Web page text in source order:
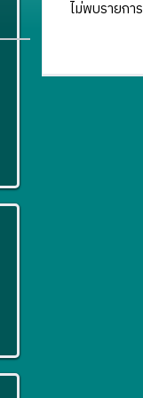
ไม่พบรายกา